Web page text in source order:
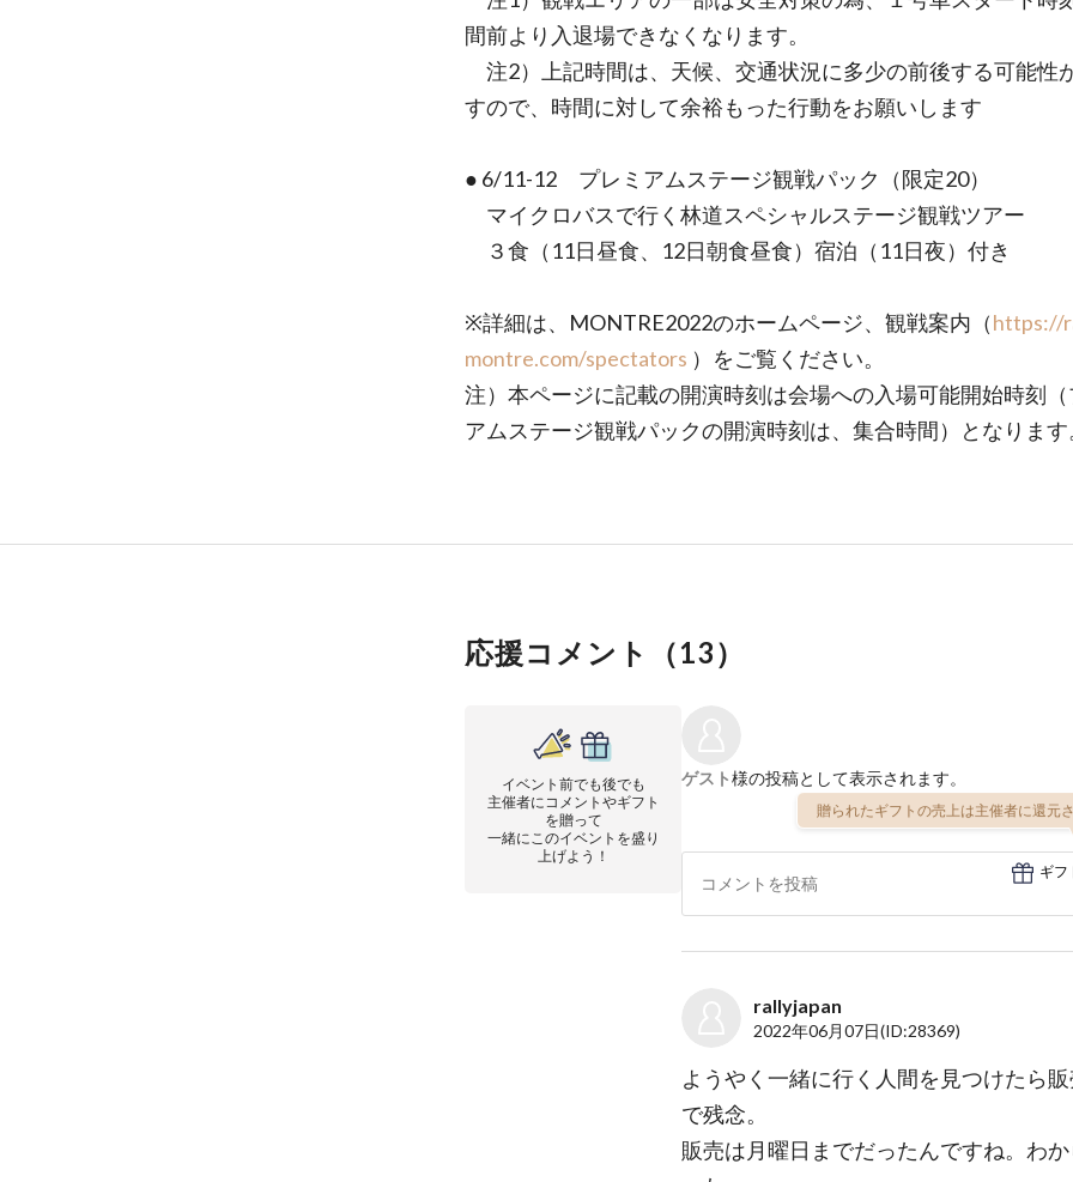
間前より入退場できなくなります。
注2）上記時間は、天候、交通状況に多少の前後する可能性
すので、時間に対して余裕もった行動をお願いします
● 6/11-12 プレミアムステージ観戦パック（限定20）
マイクロバスで行く林道スペシャルステージ観戦ツアー
３食（11日昼食、12日朝食昼食）宿泊（11日夜）付き
※詳細は、MONTRE2022のホームページ、観戦案内（https://
montre.com/spectators ）をご覧ください。
注）本ページに記載の開演時刻は会場への入場可能開始時刻（
アムステージ観戦パックの開演時刻は、集合時間）となります
応援コメント（13）
イベント前でも後でも
主催者にコメントやギフト
を贈って
一緒にこのイベントを盛り
上げよう！
ゲスト様の投稿として表示されます。
贈られたギフトの売上は主催者に還元
ギフ
rallyjapan
2022年06月07日(ID:28369)
ようやく一緒に行く人間を見つけたら
で残念。
販売は月曜日までだったんですね。わ